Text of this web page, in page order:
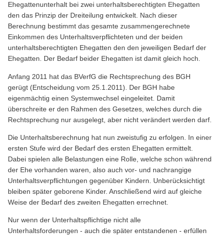
Ehegattenunterhalt bei zwei unterhaltsberechtigten Ehegatten
den das Prinzip der Dreiteilung entwickelt. Nach dieser
Berechnung bestimmt das gesamte zusammengerechnete
Einkommen des Unterhaltsverpflichteten und der beiden
unterhaltsberechtigten Ehegatten den den jeweiligen Bedarf der
Ehegatten. Der Bedarf beider Ehegatten ist damit gleich hoch.
Anfang 2011 hat das BVerfG die Rechtsprechung des BGH
gerügt (Entscheidung vom 25.1.2011). Der BGH habe
eigenmächtig einen Systemwechsel eingeleitet. Damit
überschreite er den Rahmen des Gesetzes, welches durch die
Rechtsprechung nur ausgelegt, aber nicht verändert werden darf.
Die Unterhaltsberechnung hat nun zweistufig zu erfolgen. In einer
ersten Stufe wird der Bedarf des ersten Ehegatten ermittelt.
Dabei spielen alle Belastungen eine Rolle, welche schon während
der Ehe vorhanden waren, also auch vor- und nachrangige
Unterhaltsverpflichtungen gegenüber Kindern. Unberücksichtigt
bleiben später geborene Kinder. Anschließend wird auf gleiche
Weise der Bedarf des zweiten Ehegatten errechnet.
Nur wenn der Unterhaltspflichtige nicht alle
Unterhaltsforderungen - auch die später entstandenen - erfüllen